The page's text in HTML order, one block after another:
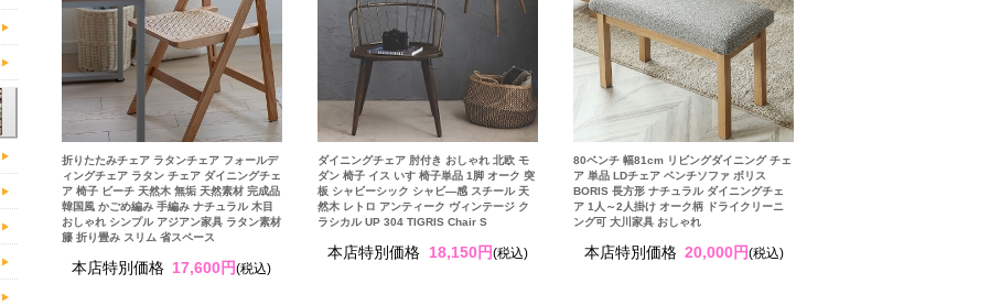
折りたたみチェア ラタンチェア フォールデ
ィングチェア ラタン チェア ダイニングチェ
ア 椅子 ビーチ 天然木 無垢 天然素材 完成品
韓国風 かごめ編み 手編み ナチュラル 木目
おしゃれ シンプル アジアン家具 ラタン素材
籐 折り畳み スリム 省スペース
本店特別価格 17,600円(税込)
ダイニングチェア 肘付き おしゃれ 北欧 モ
ダン 椅子 イス いす 椅子単品 1脚 オーク 突
板 シャビーシック シャビ―感 スチール 天
然木 レトロ アンティーク ヴィンテージ ク
ラシカル UP 304 TIGRIS Chair S
本店特別価格 18,150円(税込)
80ベンチ 幅81cm リビングダイニング チェ
ア 単品 LDチェア ベンチソファ ボリス
BORIS 長方形 ナチュラル ダイニングチェ
ア 1人～2人掛け オーク柄 ドライクリーニ
ング可 大川家具 おしゃれ
本店特別価格 20,000円(税込)